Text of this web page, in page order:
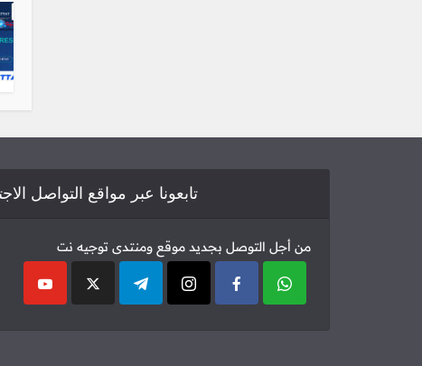
تابعونا عبر مواقع التواصل
من أجل التوصل بجديد موقع ومنتدى توجيه نت